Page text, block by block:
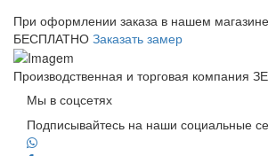
При оформлении заказа в нашем магазине
БЕСПЛАТНО Заказать замер
Производственная и торговая компания
Мы в соцсетях
Подписывайтесь на наши социальные